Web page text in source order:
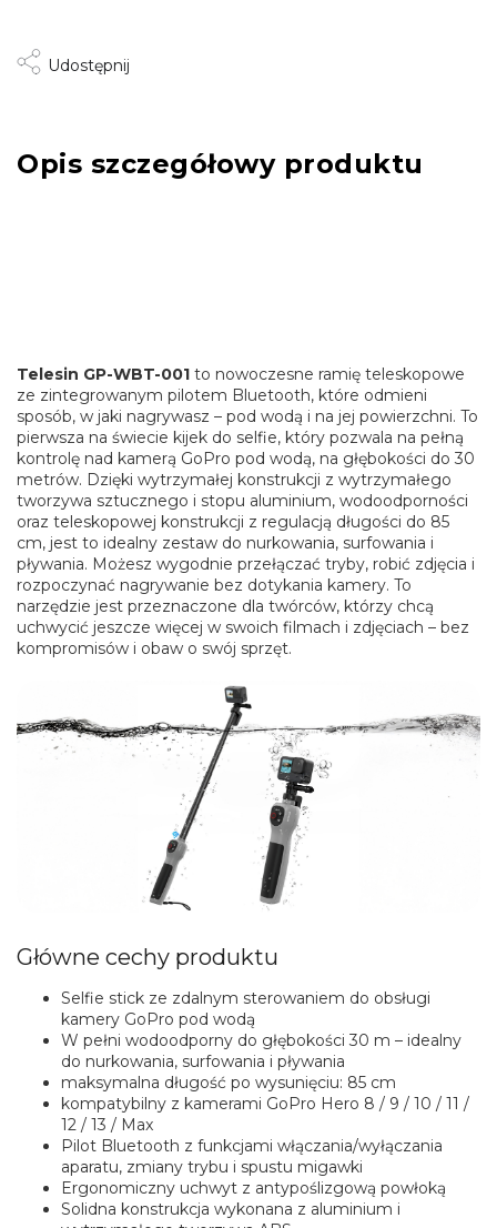
Udostępnij
Opis szczegółowy produktu
Telesin GP-WBT-001 to nowoczesne ramię teleskopowe
ze zintegrowanym pilotem Bluetooth, które odmieni
sposób, w jaki nagrywasz – pod wodą i na jej powierzchni. To
pierwsza na świecie kijek do selfie, który pozwala na pełną
kontrolę nad kamerą GoPro pod wodą, na głębokości do 30
metrów. Dzięki wytrzymałej konstrukcji z wytrzymałego
tworzywa sztucznego i stopu aluminium, wodoodporności
oraz teleskopowej konstrukcji z regulacją długości do 85
cm, jest to idealny zestaw do nurkowania, surfowania i
pływania. Możesz wygodnie przełączać tryby, robić zdjęcia i
rozpoczynać nagrywanie bez dotykania kamery. To
narzędzie jest przeznaczone dla twórców, którzy chcą
uchwycić jeszcze więcej w swoich filmach i zdjęciach – bez
kompromisów i obaw o swój sprzęt.
Główne cechy produktu
Selfie stick ze zdalnym sterowaniem do obsługi
kamery GoPro pod wodą
W pełni wodoodporny do głębokości 30 m – idealny
do nurkowania, surfowania i pływania
maksymalna długość po wysunięciu: 85 cm
kompatybilny z kamerami GoPro Hero 8 / 9 / 10 / 11 /
12 / 13 / Max
Pilot Bluetooth z funkcjami włączania/wyłączania
aparatu, zmiany trybu i spustu migawki
Ergonomiczny uchwyt z antypoślizgową powłoką
Solidna konstrukcja wykonana z aluminium i